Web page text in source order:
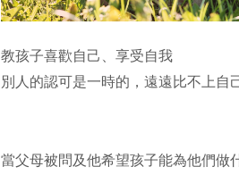
教孩子喜歡自己、享受自我
別人的認可是一時的，遠遠比不上自
當父母被問及他希望孩子能為他們做